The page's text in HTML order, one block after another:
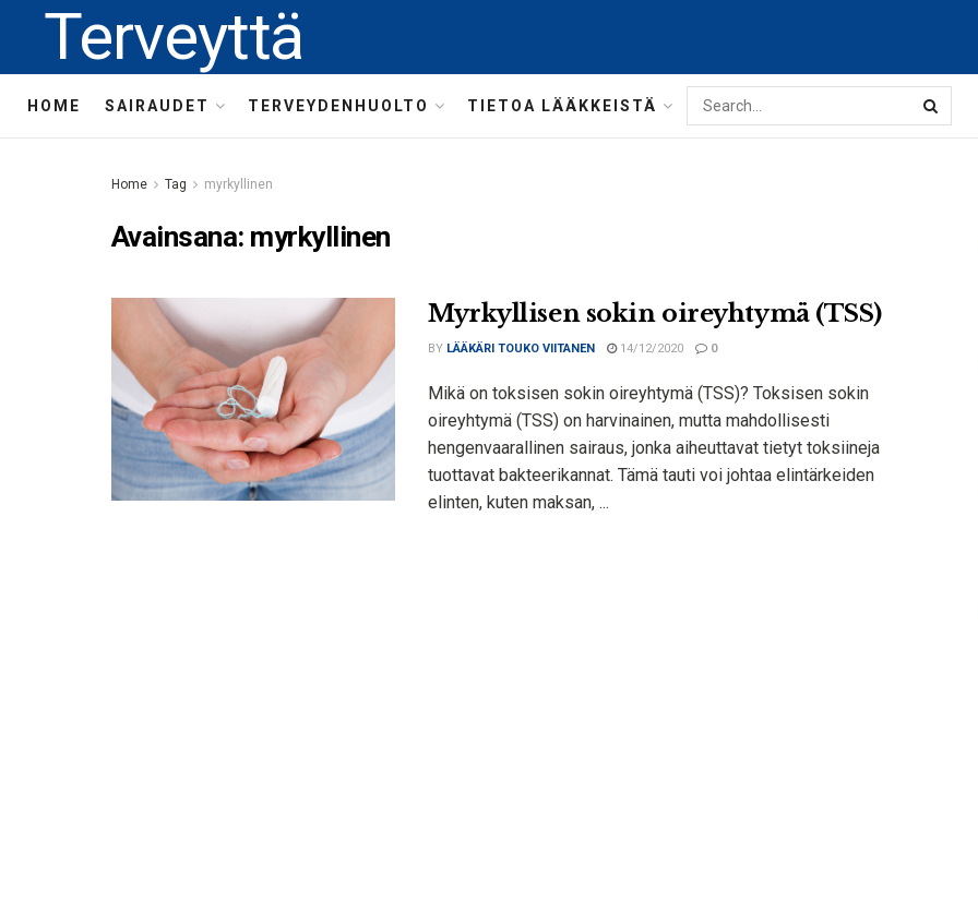
Terveyttä
HOME SAIRAUDET TERVEYDENHUOLTO TIETOA LÄÄKKEISTÄ
Home Tag myrkyllinen
Avainsana: myrkyllinen
Myrkyllisen sokin oireyhtymä (TSS)
BY LÄÄKÄRI TOUKO VIITANEN 14/12/2020 0
Mikä on toksisen sokin oireyhtymä (TSS)? Toksisen sokin
oireyhtymä (TSS) on harvinainen, mutta mahdollisesti
hengenvaarallinen sairaus, jonka aiheuttavat tietyt toksiineja
tuottavat bakteerikannat. Tämä tauti voi johtaa elintärkeiden
elinten, kuten maksan, ...